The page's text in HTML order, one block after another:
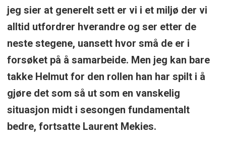
jeg sier at generelt sett er vi i et miljø der vi
alltid utfordrer hverandre og ser etter de
neste stegene, uansett hvor små de er i
forsøket på å samarbeide. Men jeg kan bare
takke Helmut for den rollen han har spilt i å
gjøre det som så ut som en vanskelig
situasjon midt i sesongen fundamentalt
bedre, fortsatte Laurent Mekies.